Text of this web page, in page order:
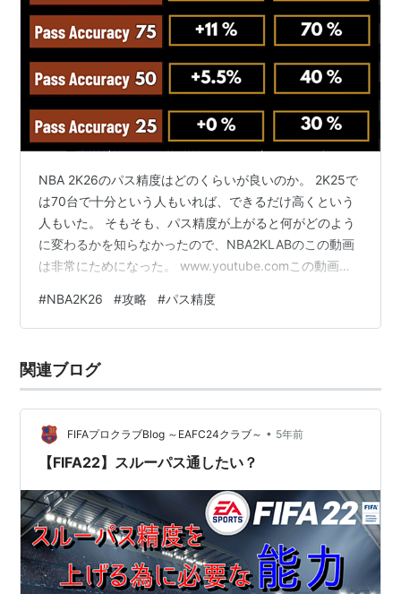
NBA 2K26のパス精度はどのくらいが良いのか。 2K25で
は70台で十分という人もいれば、できるだけ高くという
人もいた。 そもそも、パス精度が上がると何がどのよう
に変わるかを知らなかったので、NBA2KLABのこの動画
は非常にためになった。 www.youtube.comこの動画で
スを投げて、ハーフコートでパスのスピード、フルコー
トでクリアキャッチできた回数を比較している。 ハーフ
ームだった。 パス精度50だと5.5％アップ。75だと11％
アップ。95だと21.5％アップした。…
#NBA2K26 #攻略 #パス精度
関連ブログ
FIFAプロクラブBlog ～EAFC24クラブ～ • 5年前
【FIFA22】スルーパス通したい？